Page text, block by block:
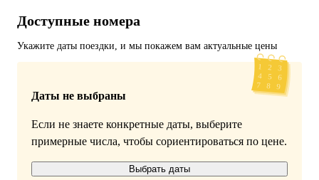
Доступные номера
Укажите даты поездки, и мы покажем вам актуальные цены
Даты не выбраны
Если не знаете конкретные даты, выберите
примерные числа, чтобы сориентироваться по цене.
Выбрать даты